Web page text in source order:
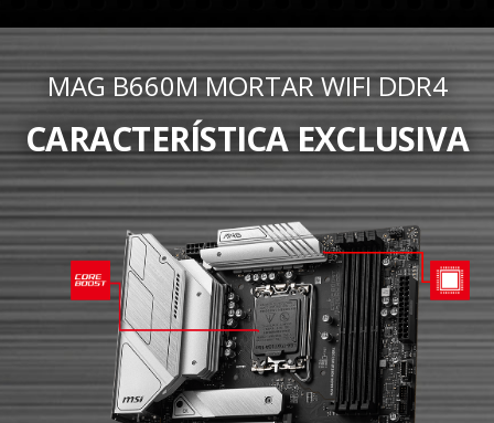
MAG B660M MORTAR WIFI DDR4
CARACTERÍSTICA EXCLUSIVA